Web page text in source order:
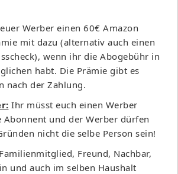
Werber einen 60€ Amazon
mit dazu (alternativ auch einen
wenn ihr die Abogebühr in
habt. Die Prämie gibt es
nach der Zahlung.
Ihr müsst euch einen Werber
Abonnent und der Werber dürfen
nicht die selbe Person sein!
Freund, Nachbar,
und auch im selben Haushalt